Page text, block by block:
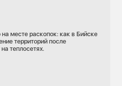
на месте раскопок: как в Бийске
территорий после
теплосетях.